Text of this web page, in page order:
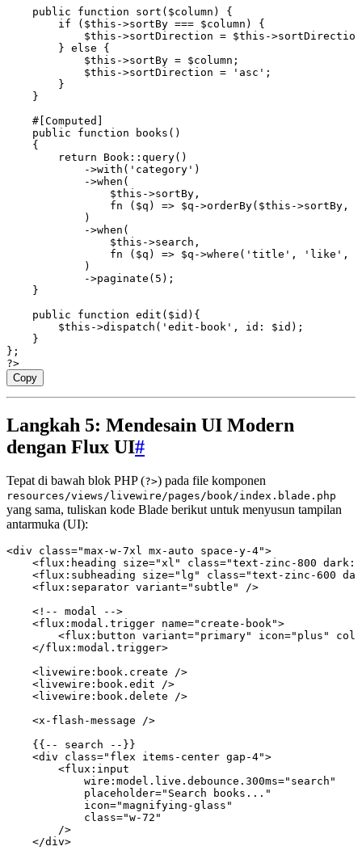
    public
function sort ($column) {
        if
( $this ->sortBy === $column) {
            $this
->sortDirection = $this ->
        }
else {
            $this
->sortBy = $column;
            $this
->sortDirection = 'asc' ;
        }
    }
    #[
Computed ]
    public
function books ()
    {
        return
Book :: query()
            ->
with ( 'category' )
            ->
when (
                $this
->sortBy ,
                fn
($q) => $q ->orderBy( $this ->sortBy ,
            )
            ->
when (
                $this
->search ,
                fn
($q) => $q ->where ( 'title' , 'like' ,
            )
            ->
paginate ( 5 ) ;
    }
    public
function edit ($id){
        $this
->dispatch ( 'edit-book' , id : $id ) ;
    }
};
?>
Copy
Langkah 5: Mendesain UI Modern
dengan Flux UI#
Tepat di bawah blok PHP (?>) pada file komponen
resources/views/livewire/pages/book/index.blade.php
yang sama, tuliskan kode Blade berikut untuk menyusun tampilan
antarmuka (UI):
<div class="max-w-7xl mx-auto space-y-4">
    <
flux : heading size="xl" class="text-zinc-800
    <
flux : subheading size="lg" class="text-zinc-600
    <
flux : separator variant="subtle"
/>
    <!--
modal -->
    <
flux : modal . trigger name="create-book">
        <
flux : button variant="primary" icon="plus"
    </
flux : modal . trigger>
    <
livewire : book . create />
    <
livewire : book . edit />
    <
livewire : book . delete />
    <
x - flash -message />
    {{
-- search -- }}
    <
div class="flex items-center gap-4">
        <
flux : input
            wire
: model . live . debounce . 300ms="search"
            placeholder
="Search books..."
            icon
="magnifying-glass"
            class=
"w-72"
        />
    </
div>